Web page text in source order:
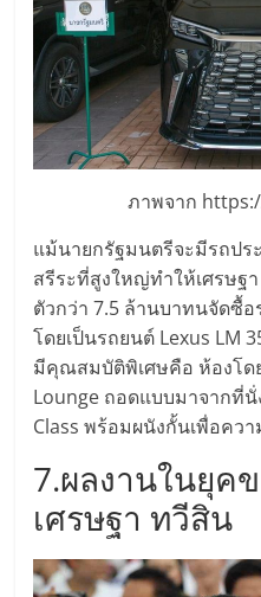
ประเทศไทย,
ThaiSMEsCenter,
รวม
ธุรกิจ
ไทย,
SMEs,
แฟ
รน
ไชส์,
ปรึกษา
แฟ
รน
ไชส์,
รวม
แฟ
รน
ภาพจาก
แม้นายกรัฐมนตรีจะมีรถปร
สรีระที่สูงใหญ่ทำให้เศรษฐ
ตัวกว่า 7.5 ล้านบาทนจัดซื้
โดยเป็นรถยนต์ Lexus LM
มีคุณสมบัติพิเศษคือ ห้องโด
Lounge ถอดแบบมาจากที่
Class พร้อมผนังกั้นเพื่อคว
7.ผลงานในยุค
เศรษฐา ทวีสิน